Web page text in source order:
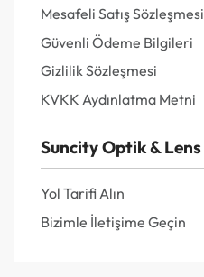
Mesafeli Satış Sözleşmesi
Güvenli Ödeme Bilgileri
Gizlilik Sözleşmesi
KVKK Aydınlatma Metni
Suncity Optik & Lens
Yol Tarifi Alın
Bizimle İletişime Geçin